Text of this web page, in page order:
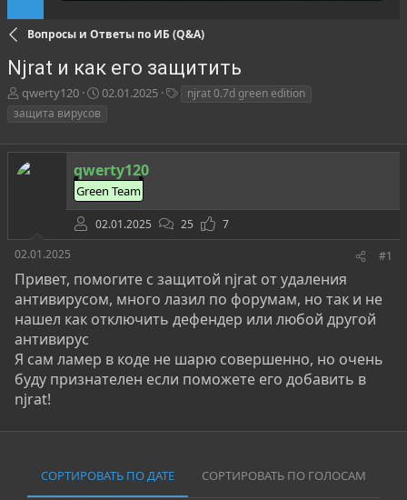
Вопросы и Ответы по ИБ (Q&A)
Njrat и как его защитить
А
в
о
р
т
qwerty120
Д
а
н
а
ч
а
л
а
02.01.2025
и
njrat 0.7d green edition
защита вирусов
qwerty120
Green Team
02.01.2025 25
7
02.01.2025
#1
Привет, помогите с защитой njrat от удаления
антивирусом, много лазил по форумам, но так и не
нашел как отключить дефендер или любой другой
антивирус
Я сам ламер в коде не шарю совершенно, но очень
буду признателен если поможете его добавить в
njrat!
СОРТИРОВАТЬ ПО ДАТЕ СОРТИРОВАТЬ ПО ГОЛОСАМ